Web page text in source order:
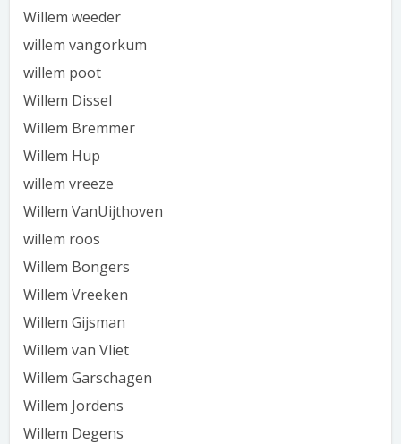
Willem weeder
willem vangorkum
willem poot
Willem Dissel
Willem Bremmer
Willem Hup
willem vreeze
Willem VanUijthoven
willem roos
Willem Bongers
Willem Vreeken
Willem Gijsman
Willem van Vliet
Willem Garschagen
Willem Jordens
Willem Degens